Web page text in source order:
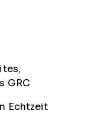
GRC
Echtzeit